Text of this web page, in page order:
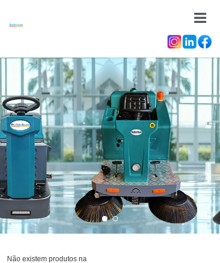
Não existem produtos na